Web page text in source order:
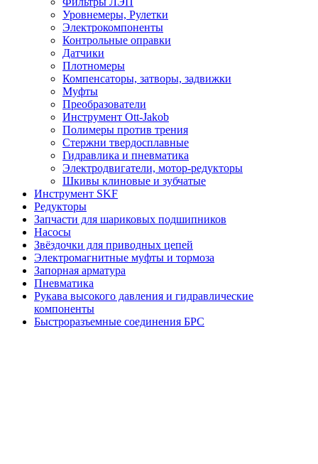
Уровнемеры, Рулетки
Электрокомпоненты
Контрольные оправки
Датчики
Плотномеры
Компенсаторы, затворы, задвижки
Муфты
Преобразователи
Инструмент Ott-Jakob
Полимеры против трения
Стержни твердосплавные
Гидравлика и пневматика
Электродвигатели, мотор-редукторы
Шкивы клиновые и зубчатые
Инструмент SKF
Редукторы
Запчасти для шариковых подшипников
Насосы
Звёздочки для приводных цепей
Электромагнитные муфты и тормоза
Запорная арматура
Пневматика
Рукава высокого давления и гидравлические
компоненты
Быстроразъемные соединения БРС